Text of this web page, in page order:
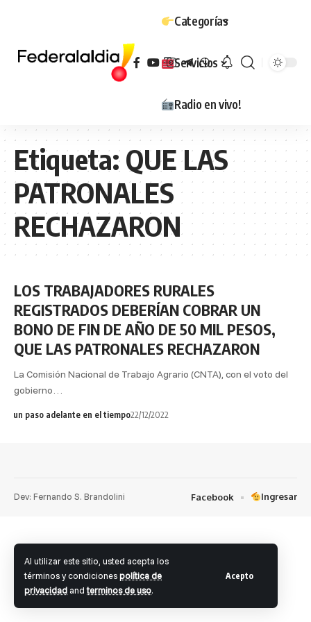
Al utilizar este sitio, usted acepta los
términos y condicionespolítica de
privacidad andterminos de uso.
Acepto
Categorías
Servicios
Radio en vivo!
Etiqueta:QUE LAS
PATRONALES
RECHAZARON
LOS TRABAJADORES RURALES
REGISTRADOS DEBERÍAN COBRAR UN
BONO DE FIN DE AÑO DE 50 MIL PESOS,
QUE LAS PATRONALES RECHAZARON
La Comisión Nacional de Trabajo Agrario (CNTA), con el voto del
gobierno…
un paso adelante en el tiempo22/12/2022
Dev: Fernando S. Brandolini Facebook Ingresar